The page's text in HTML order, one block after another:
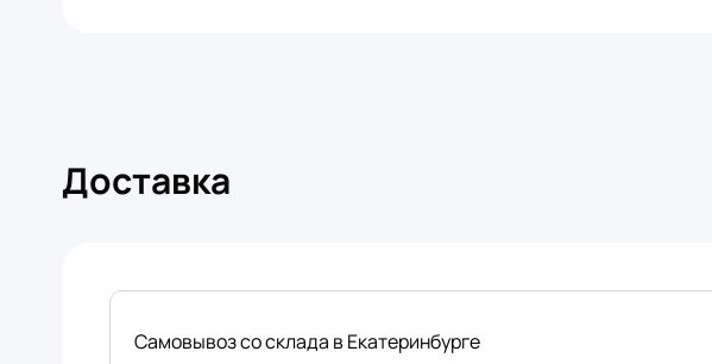
Доставка
Самовывоз со склада в Екатеринбурге